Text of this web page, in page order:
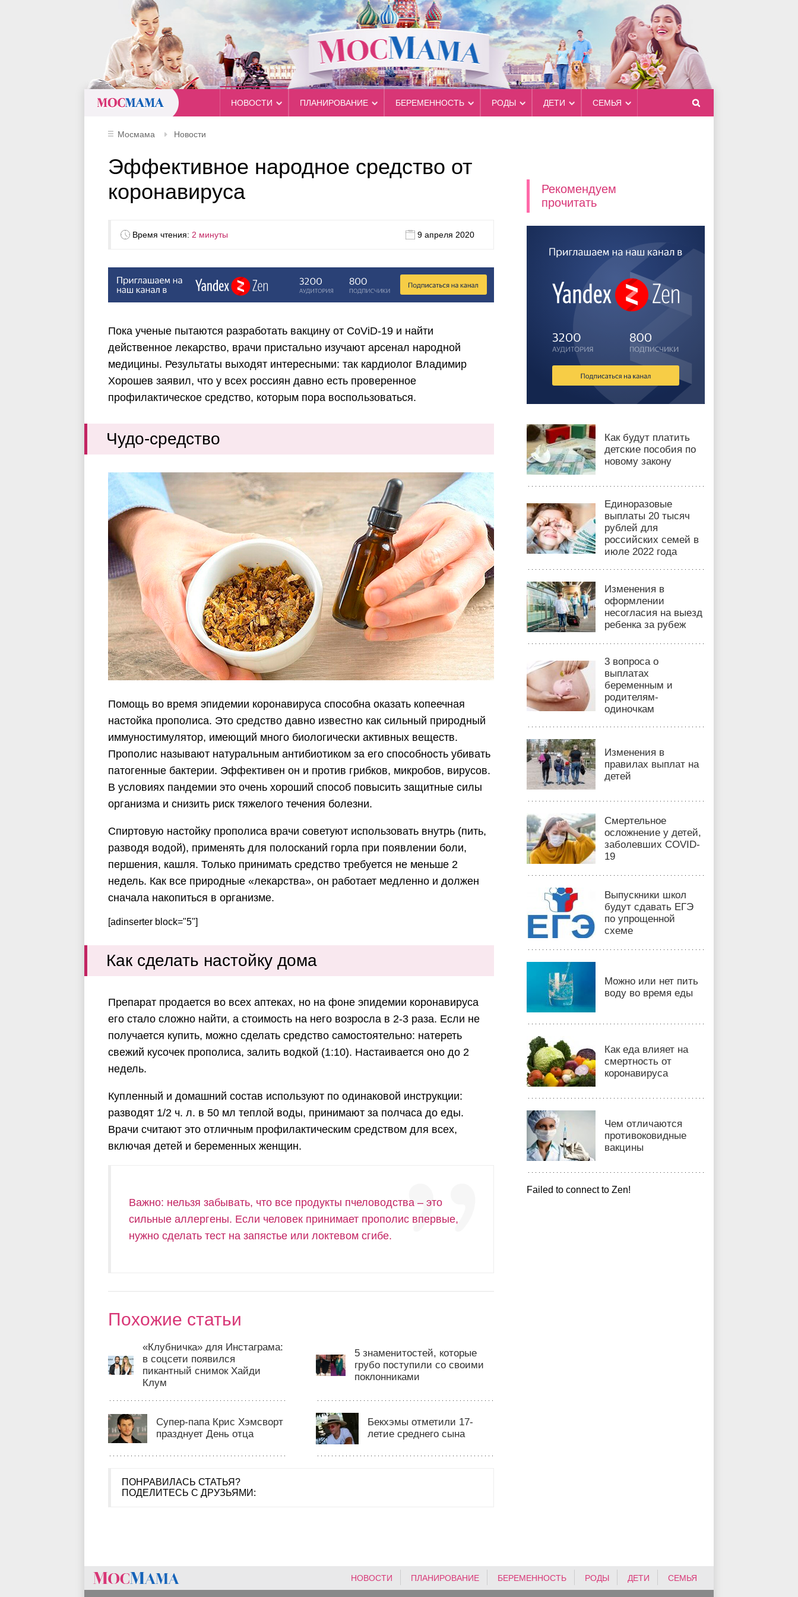
НОВОСТИ ПЛАНИРОВАНИЕ БЕРЕМЕННОСТЬ РОДЫ ДЕТИ СЕМЬЯ
Мосмама Новости
Эффективное народное средство от
коронавируса
Время чтения: 2 минуты 9 апреля 2020
Пока ученые пытаются разработать вакцину от CoViD-19 и найти
действенное лекарство, врачи пристально изучают арсенал народной
медицины. Результаты выходят интересными: так кардиолог Владимир
Хорошев заявил, что у всех россиян давно есть проверенное
профилактическое средство, которым пора воспользоваться.
Чудо-средство
Помощь во время эпидемии коронавируса способна оказать копеечная
настойка прополиса. Это средство давно известно как сильный природный
иммуностимулятор, имеющий много биологически активных веществ.
Прополис называют натуральным антибиотиком за его способность убивать
патогенные бактерии. Эффективен он и против грибков, микробов, вирусов.
В условиях пандемии это очень хороший способ повысить защитные силы
организма и снизить риск тяжелого течения болезни.
Спиртовую настойку прополиса врачи советуют использовать внутрь (пить,
разводя водой), применять для полосканий горла при появлении боли,
першения, кашля. Только принимать средство требуется не меньше 2
недель. Как все природные «лекарства», он работает медленно и должен
сначала накопиться в организме.
[adinserter block="5"]
Как сделать настойку дома
Препарат продается во всех аптеках, но на фоне эпидемии коронавируса
его стало сложно найти, а стоимость на него возросла в 2-3 раза. Если не
получается купить, можно сделать средство самостоятельно: натереть
свежий кусочек прополиса, залить водкой (1:10). Настаивается оно до 2
недель.
Купленный и домашний состав используют по одинаковой инструкции:
разводят 1/2 ч. л. в 50 мл теплой воды, принимают за полчаса до еды.
Врачи считают это отличным профилактическим средством для всех,
включая детей и беременных женщин.
Важно: нельзя забывать, что все продукты пчеловодства – это
сильные аллергены. Если человек принимает прополис впервые,
нужно сделать тест на запястье или локтевом сгибе.
Похожие статьи
«Клубничка» для Инстаграма:
в соцсети появился
пикантный снимок Хайди
Клум
5 знаменитостей, которые
грубо поступили со своими
поклонниками
Супер-папа Крис Хэмсворт
празднует День отца
Бекхэмы отметили 17-
летие среднего сына
ПОНРАВИЛАСЬ СТАТЬЯ?
ПОДЕЛИТЕСЬ С ДРУЗЬЯМИ:
Рекомендуем
прочитать
Как будут платить
детские пособия по
новому закону
Единоразовые
выплаты 20 тысяч
рублей для
российских семей в
июле 2022 года
Изменения в
оформлении
несогласия на выезд
ребенка за рубеж
3 вопроса о
выплатах
беременным и
родителям-
одиночкам
Изменения в
правилах выплат на
детей
Смертельное
осложнение у детей,
заболевших COVID-
19
Выпускники школ
будут сдавать ЕГЭ
по упрощенной
схеме
Можно или нет пить
воду во время еды
Как еда влияет на
смертность от
коронавируса
Чем отличаются
противоковидные
вакцины
Failed to connect to Zen!
НОВОСТИ ПЛАНИРОВАНИЕ БЕРЕМЕННОСТЬ РОДЫ ДЕТИ СЕМЬЯ